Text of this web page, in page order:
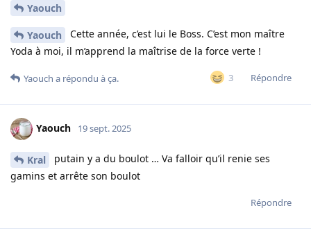
Yaouch
Yaouch
Cette année, c’est lui le Boss. C’est mon maître
Yoda à moi, il m’apprend la maîtrise de la force verte !
3 Répondre
Yaouch a répondu à ça.
Yaouch 19 sept. 2025
Kral
putain y a du boulot … Va falloir qu’il renie ses
gamins et arrête son boulot
Répondre